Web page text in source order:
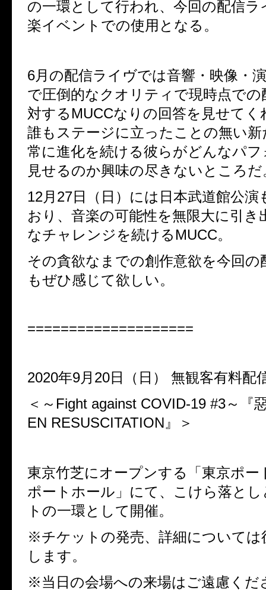
の一環として行われ、 今回の配信ラ
楽イベントでの使用となる。
6月の配信ライヴでは音響・映像・
で圧倒的なクオリティで現時点で
対する MUCCなりの回答を見せてく
誰もステージに立ったことの無い
常に進化を続ける彼らがどんなパ
見せるのか興味の尽きないところだ
12月 27日（日）には日本武道館公演
おり、 音楽の可能性を無限大に引き
なチャレンジを続ける MUCC。
その貪欲なまでの創作意欲を今回の
もぜひ感じて欲しい。
====================
2020年9月 20日（日）
無観客有料配
＜～ Fight against COVID-19 #3～『
EN RESUSCITATION 』＞
東京竹芝にオープンする「東京ポー
ポートホール」にて、 こけら落と
トの一環として開催。
※チケットの発売、詳細については
します。
※当日の会場への来場はご遠慮くだ